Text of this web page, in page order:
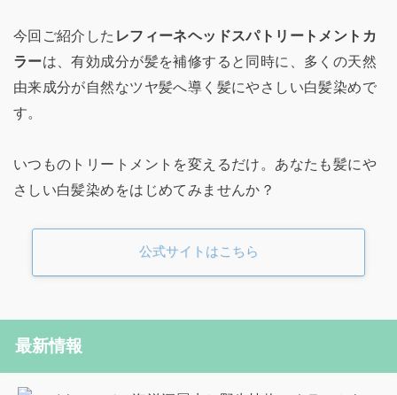
今回ご紹介した レフィーネヘッドスパトリートメントカ
ラーは、有効成分が髪を補修すると同時に、多くの天然
由来成分が自然なツヤ髪へ導く髪にやさしい白髪染めで
す。
いつものトリートメントを変えるだけ。あなたも髪にや
さしい白髪染めをはじめてみませんか？
公式サイトはこちら
最新情報